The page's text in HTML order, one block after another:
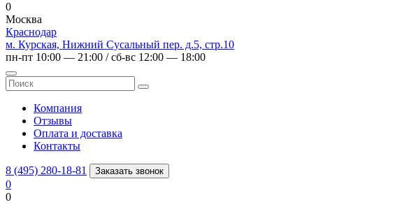
0
Москва
Краснодар
м. Курская, Нижний Сусальный пер. д.5, стр.10
пн-пт 10:00 — 21:00 / сб-вс 12:00 — 18:00
Компания
Отзывы
Оплата и доставка
Контакты
8 (495) 280-18-81 Заказать звонок
0
0